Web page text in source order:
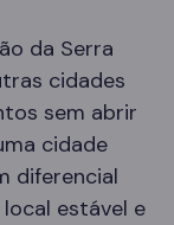
da Serra
cidades
sem abrir
cidade
diferencial
estável e